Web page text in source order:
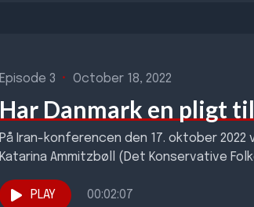
Episode 3 • October 18, 2022
Har Danmark en pligt
På Iran-konferencen den 17. oktober
Katarina Ammitzbøll (Det Konservative
PLAY
00:02:07